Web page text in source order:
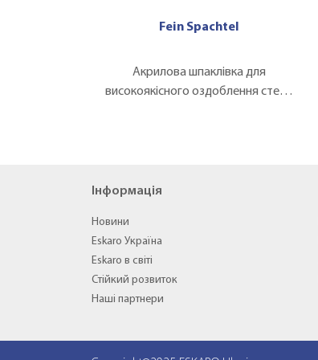
Fein Spachtel
Акрилова шпаклівка для
високоякісного оздоблення стель
Інформація
Новини
Eskaro Україна
Eskaro в світі
Стійкий розвиток
Наші партнери